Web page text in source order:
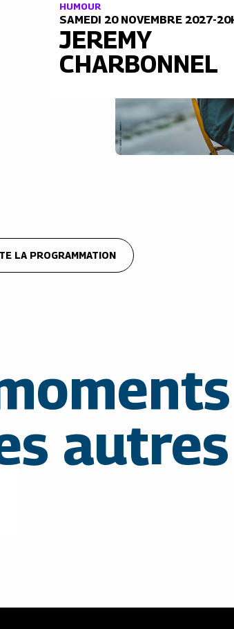
HUMOUR
SAMEDI 20 NOVEMBRE 2027-
JEREMY
CHARBONNEL
LA PROGRAMMATION
autres